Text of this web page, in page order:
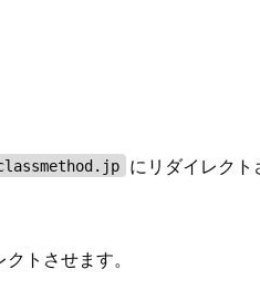
にリダイレク
トさせます。